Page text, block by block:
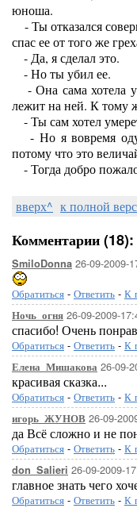
юноша.
- Ты отказался
спас ее от того же
- Да, я сделал это.
- Но ты убил ее.
- Она сама хотела
лежит на ней. К тому
- Ты сам хотел
- Но я вовремя
потому что это
- Тогда добро
вверх^ к полной
Комментарии (18):
SmiloDonna 26-09-2009-
Обратиться - Ответить - К
Ночь_огня 26-09-2009-
спасибо! Очень
Обратиться - Ответить - К
Елена_Мишакова 26-09-
красивая сказка...
Обратиться - Ответить - К
игорь_ЖУНОВ 26-09-
да Всё сложно и не
Обратиться - Ответить - К
don_Salieri 26-09-2009-
главное знать чего
Обратиться - Ответить - К